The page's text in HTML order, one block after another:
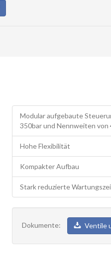
Modular aufgebaute
350bar und Nennweiten von
Hohe Flexibilität
Kompakter Aufbau
Stark reduzierte
Dokumente: Ventile